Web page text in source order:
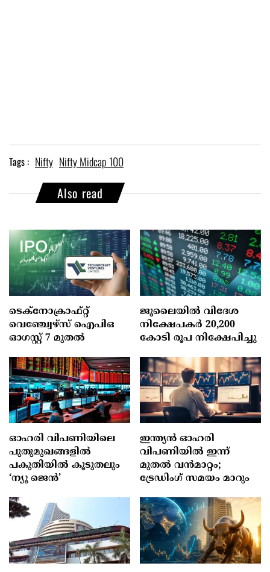
Tags : Nifty Nifty Midcap 100
Also read
ടെക്‌നോക്രാഫ്‌റ്റ്‌
വെഞ്ച്വേഴ്‌സ്‌ ഐപിഒ
ഓഗസ്റ്റ്‌ 7 മുതല്‍
ജൂലൈയില്‍ വിദേശ
നിക്ഷേപകര്‍ 20,200
കോടി രൂപ നിക്ഷേപിച്ചു
ഓഹരി വിപണിയിലെ
പുതുമുഖങ്ങളിൽ
പകുതിയിൽ കൂടുതലും
‘ന്യൂ ജെൻ’
ഇന്ത്യൻ ഓഹരി
വിപണിയിൽ ഇന്ന്
മുതൽ വൻമാറ്റം;
ട്രേഡിംഗ് സമയം മാറും